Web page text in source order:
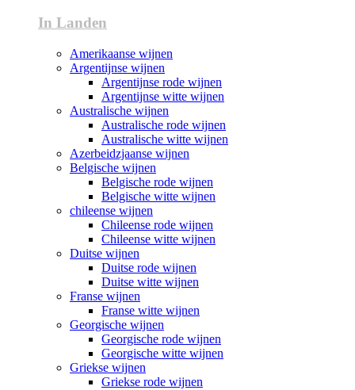
In Landen
Amerikaanse wijnen
Argentijnse wijnen
Argentijnse rode wijnen
Argentijnse witte wijnen
Australische wijnen
Australische rode wijnen
Australische witte wijnen
Azerbeidzjaanse wijnen
Belgische wijnen
Belgische rode wijnen
Belgische witte wijnen
chileense wijnen
Chileense rode wijnen
Chileense witte wijnen
Duitse wijnen
Duitse rode wijnen
Duitse witte wijnen
Franse wijnen
Franse witte wijnen
Georgische wijnen
Georgische rode wijnen
Georgische witte wijnen
Griekse wijnen
Griekse rode wijnen